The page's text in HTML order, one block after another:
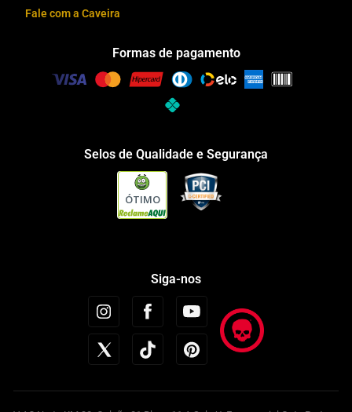
Fale com a Caveira
Formas de pagamento
Selos de Qualidade e Segurança
ÓTIMO
Siga-nos